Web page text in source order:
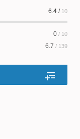
6.4 / 10
0 / 10
6.7 / 139